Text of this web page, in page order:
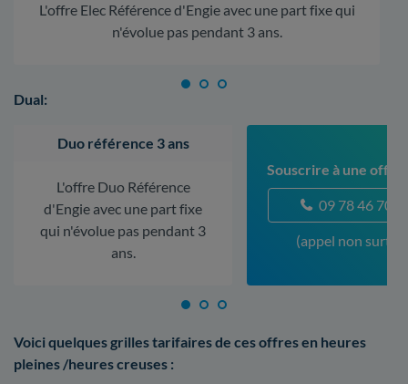
L'offre Elec Référence d'Engie avec une part fixe qui
n'évolue pas pendant 3 ans.
Dual:
Duo référence 3 ans
L'offre Duo Référence
d'Engie avec une part fixe
qui n'évolue pas pendant 3
ans.
Souscrire à une offre
09 78 46 70
(appel non
Voici quelques grilles tarifaires de ces offres en heures
pleines /heures creuses :